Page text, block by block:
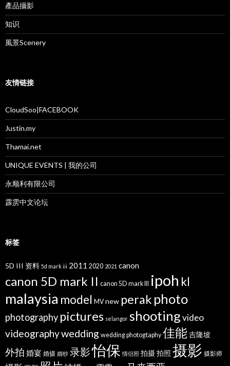
產品攝影
知识
風景Scenery
友情链接
CloudSoo|FACEBOOK
Justin.my
Thamai.net
UNIQUE EVENTS | 我的公司
永顺利有限公司
霹雳中文论坛
标签
5D III 资料 5d mark iii 2011 2020 2021 canon
canon 5D mark II canon 5D mark III ipoh kl
malaysia model MV new perak photo
photography pictures selangor shootingvideo
videographywedding wedding photogtaphy 佳能吉隆坡
外拍 婚宴 婚摄 婚纱 录影怡保 情侣照 拍摄拍照 摄影 摄影师